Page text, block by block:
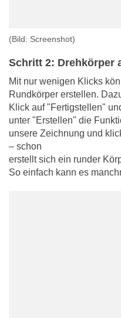
(Bild: Screenshot)
Schritt 2: Drehkörper
Mit nur wenigen Klicks
Rundkörper erstellen.
Klick auf "Fertigstellen"
unter "Erstellen" die
unsere Zeichnung und
– schon
erstellt sich ein runder
So einfach kann es